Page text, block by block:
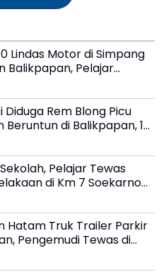
Lindas Motor di Simpang
Balikpapan, Pelajar
Diduga Rem Blong Picu
Beruntun di Balikpapan, 1
Pelajar Tewas
di Km 7 Soekarno
Hatam Truk Trailer Parkir
Pengemudi Tewas di